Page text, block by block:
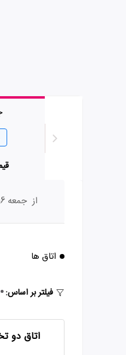
از جمعه 16 مرداد
اتاق ها
فیلتر بر اساس:
اتاق دو